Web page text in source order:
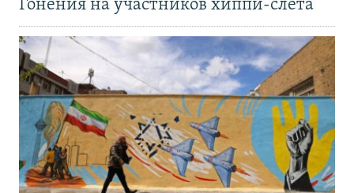
Гонения на участников хиппи-слёта